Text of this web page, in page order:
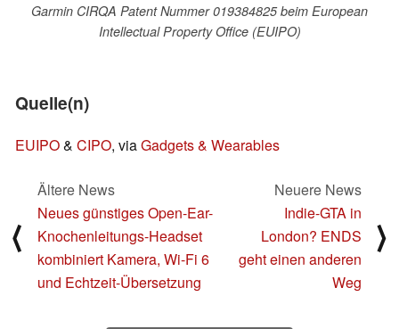
Garmin CIRQA Patent Nummer 019384825 beim European
Intellectual Property Office (EUIPO)
Quelle(n)
EUIPO& CIPO, viaGadgets & Wearables
⟨
Ältere News
Neues günstiges Open-Ear-
Knochenleitungs-Headset
kombiniert Kamera, Wi-Fi 6
und Echtzeit-Übersetzung
Neuere News
Indie-GTA in
London? ENDS
geht einen anderen
Weg
⟩